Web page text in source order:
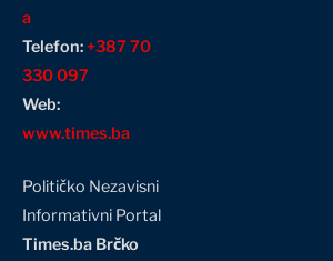
a
Telefon:+387 70
330 097
Web:
www.times.ba
Političko Nezavisni
Informativni Portal
Times.ba Brčko